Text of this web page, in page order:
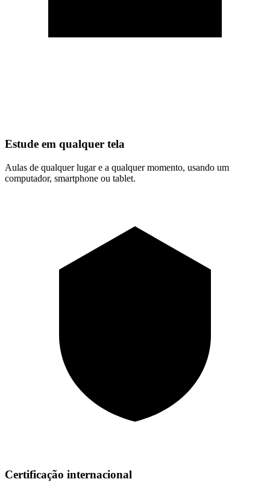
Estude em qualquer tela
Aulas de qualquer lugar e a qualquer momento, usando um
computador, smartphone ou tablet.
Certificação internacional